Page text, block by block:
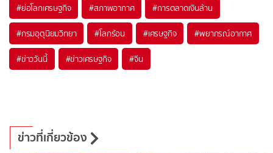
#ย่อโลกเศรษฐกิจ #สภาพอากาศ #การตลาดเงินล้าน
#กรมอุตุนิยมวิทยา #โลกร้อน #เศรษฐกิจ #พยากรณ์อากาศ
#ข่าววันนี้ #ข่าวเศรษฐกิจ #จีน
ข่าวที่เกี่ยวข้อง